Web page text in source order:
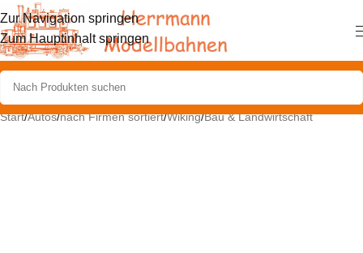
Zur Navigation springen
Zum Hauptinhalt springen
Start/Autos/nach Firmen sortiert/Wiking/Bau & Landwirtschaft